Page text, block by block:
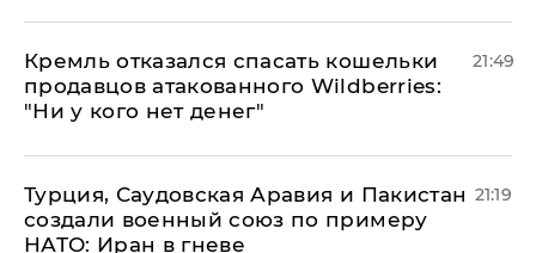
Кремль отказался спасать кошельки
продавцов атакованного Wildberries:
"Ни у кого нет денег"
21:49
Турция, Саудовская Аравия и Пакистан
создали военный союз по примеру
НАТО: Иран в гневе
21:19